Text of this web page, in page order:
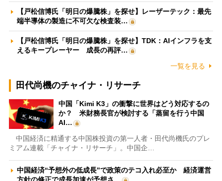
【戸松信博氏「明日の爆騰株」を探せ】レーザーテック：最先
端半導体の製造に不可欠な検査装…
【戸松信博氏「明日の爆騰株」を探せ】TDK：AIインフラを支
えるキープレーヤー 成長の再評…
一覧を見る
田代尚機のチャイナ・リサーチ
中国「Kimi K3」の衝撃に世界はどう対応するの
か？ 米財務長官が検討する「蒸留を行う中国
AI…
中国経済に精通する中国株投資の第一人者・田代尚機氏のプレ
ミアム連載「チャイナ・リサーチ」。中国企…
中国経済“予想外の低成長”で政策のテコ入れ必至か 経済運営
方針の修正で成長加速が予想さ…